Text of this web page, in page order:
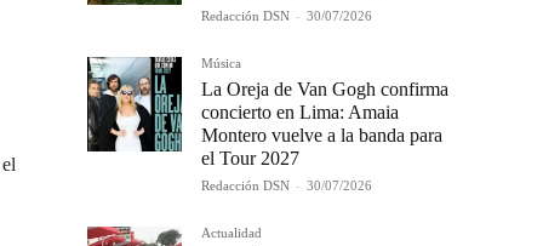
Redacción DSN - 30/07/2026
Música
La Oreja de Van Gogh confirma
concierto en Lima: Amaia
Montero vuelve a la banda para
el Tour 2027
Redacción DSN - 30/07/2026
Actualidad